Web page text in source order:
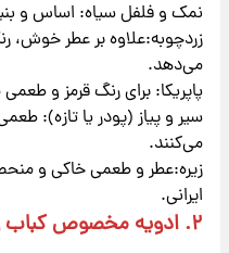
نمک و فلفل سیاه: اساس و
زردچوبه:علاوه بر عطر خوش،
می‌دهد.
پاپریکا: برای رنگ قرمز و
سیر و پیاز (پودر یا تازه):
می‌کنند.
زیره:عطر و طعمی خاکی و
ایرانی.
۲. ادویه مخصوص کباب و باربیکیو